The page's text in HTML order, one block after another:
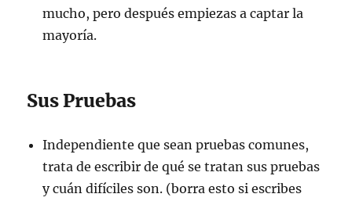
mucho, pero después empiezas a captar la
mayoría.
Sus Pruebas
Independiente que sean pruebas comunes,
trata de escribir de qué se tratan sus pruebas
y cuán difíciles son. (borra esto si escribes